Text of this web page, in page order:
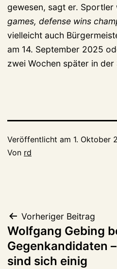
gewesen, sagt er. Sportler
games, defense wins
vielleicht auch
am 14. September 2025
zwei Wochen später in der
Veröffentlicht am 1. Oktober
Von rd
Vorheriger Beitrag
Wolfgang Gebing
Gegenkandidaten
sind sich einig